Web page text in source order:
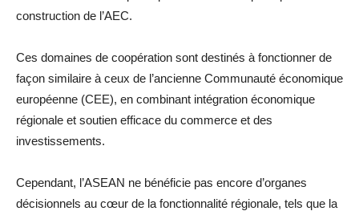
construction de l’AEC.
Ces domaines de coopération sont destinés à fonctionner de
façon similaire à ceux de l’ancienne Communauté économique
européenne (CEE), en combinant intégration économique
régionale et soutien efficace du commerce et des
investissements.
Cependant, l’ASEAN ne bénéficie pas encore d’organes
décisionnels au cœur de la fonctionnalité régionale, tels que la